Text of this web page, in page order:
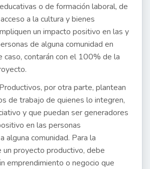
o de formación laboral, de
a la cultura y bienes
un impacto positivo en las y
de alguna comunidad en
caso, contarán con el 100% de la
por otra parte, plantean
de trabajo de quienes lo integren,
y que puedan ser generadores
en las personas
alguna comunidad. Para la
un proyecto productivo, debe
emprendimiento o negocio que